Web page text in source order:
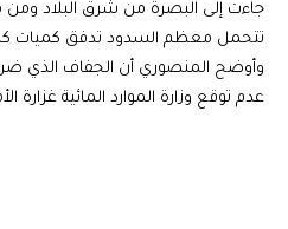
جاءت إلى البصرة من شرق البلاد ومن
تتحمل معظم السدود تدفق كميات
وأوضح المنصوري أن الجفاف الذي
عدم توقع وزارة الموارد المائية غزارة